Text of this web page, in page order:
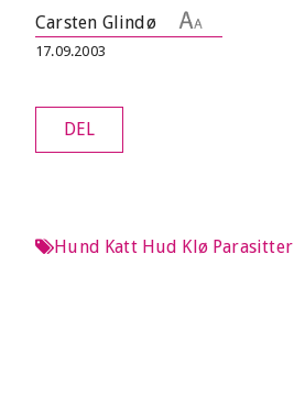
Carsten Glindø
17.09.2003
DEL
Hund Katt Hud Klø Parasitter